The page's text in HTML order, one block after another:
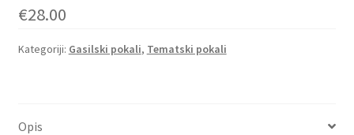
€28.00
Kategoriji: Gasilski pokali, Tematski pokali
Opis